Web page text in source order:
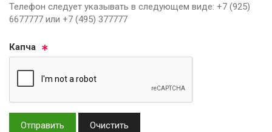
Телефон следует указывать в следующем виде: +7 (925)
6677777 или +7 (495) 377777
Кап­ча
Отправить Очистить